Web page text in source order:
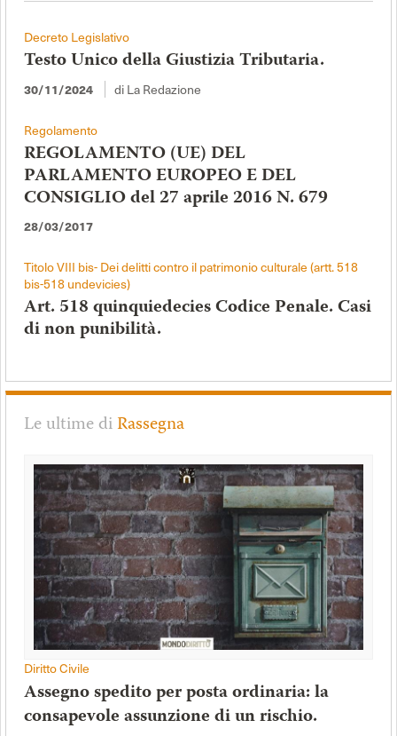
Decreto Legislativo
Testo Unico della Giustizia Tributaria.
30/11/2024 di La Redazione
Regolamento
REGOLAMENTO (UE) DEL
PARLAMENTO EUROPEO E DEL
CONSIGLIO del 27 aprile 2016 N. 679
28/03/2017
Titolo VIII bis- Dei delitti contro il patrimonio culturale (artt. 518
bis-518 undevicies)
Art. 518 quinquiedecies Codice Penale. Casi
di non punibilità.
Le ultime diRassegna
Diritto Civile
Assegno spedito per posta ordinaria: la
consapevole assunzione di un rischio.